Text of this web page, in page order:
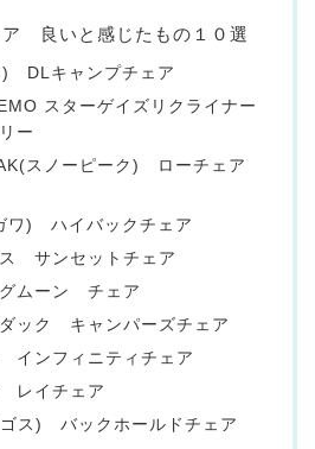
ア 良いと感じたもの１０選
DLキャンプチェア
スターゲイズリクライナー
ー
スノーピーク) ローチェア
ワ) ハイバックチェア
サンセットチェア
ムーン チェア
ック キャンパーズチェア
インフィニティチェア
レイチェア
ス) バックホールドチェア